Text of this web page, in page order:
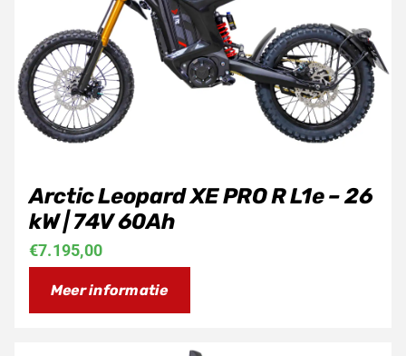
€7.195,00
Arctic Leopard XE PRO R L1e – 26
kW | 74V 60Ah
Meer informatie